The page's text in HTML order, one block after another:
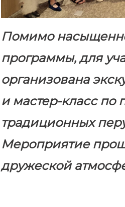
Помимо
программы, для
организована
и мастер-класс по
традиционных
Мероприятие
дружеской